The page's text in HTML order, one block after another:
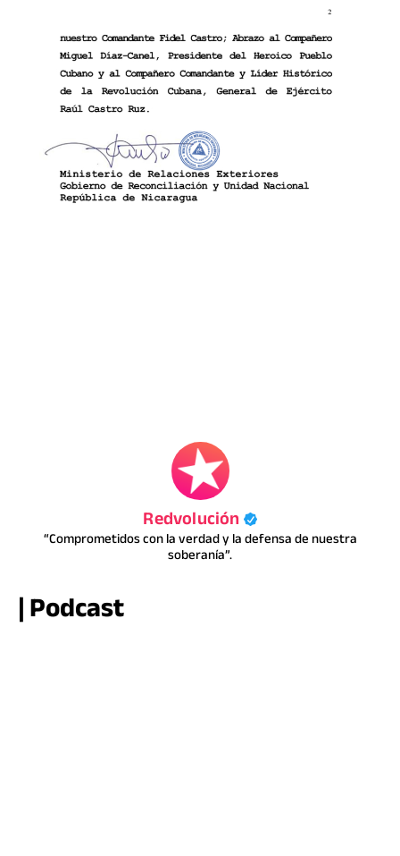
Redvolución
“Comprometidos con la verdad y la defensa de nuestra
soberanía”.
| Podcast